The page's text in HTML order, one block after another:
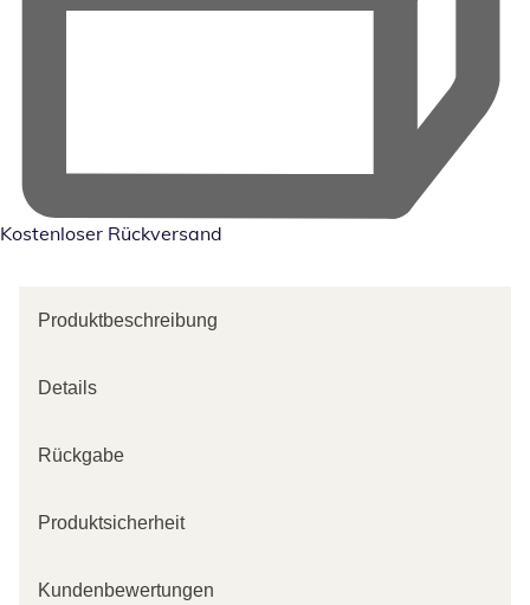
Kostenloser Rückversand
Produktbeschreibung
Details
Rückgabe
Produktsicherheit
Kundenbewertungen